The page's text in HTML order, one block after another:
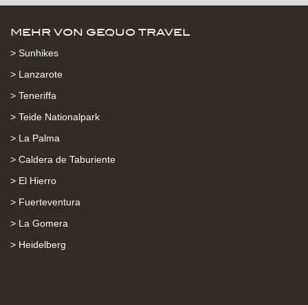
MEHR VON GEQUO TRAVEL
> Sunhikes
> Lanzarote
> Teneriffa
> Teide Nationalpark
> La Palma
> Caldera de Taburiente
> El Hierro
> Fuerteventura
> La Gomera
> Heidelberg